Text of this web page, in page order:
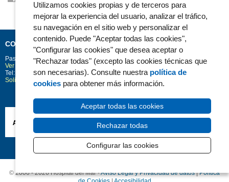
CONTACTO
Passeig Marítim 25-29 Barcelona 08003
Ver la situación en Google Maps
Tel: 93 248 30 00 · Fax: 93 248 32 54
Solicitud de información
© 2006 - 2026 Hospital del Mar ·Avíso Legal y Privacidad de datos|Política
Utilizamos cookies propias y de terceros para
mejorar la experiencia del usuario, analizar el tráfico,
su navegación en el sitio web y personalizar el
contenido. Puede "Aceptar todas las cookies",
"Configurar las cookies" que desea aceptar o
"Rechazar todas" (excepto las cookies técnicas que
son necesarias). Consulte nuestra política de
cookies para obtener más información.
Aceptar todas las cookies
Rechazar todas
Configurar las cookies